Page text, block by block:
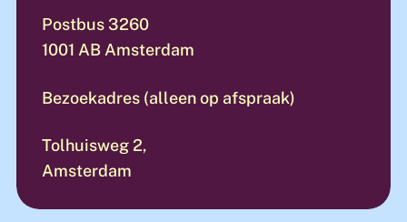
Postbus 3260
1001 AB Amsterdam
Bezoekadres (alleen op afspraak)
Tolhuisweg 2,
Amsterdam